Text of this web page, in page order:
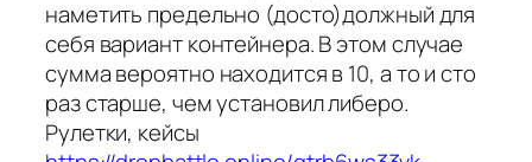
наметить предельно (досто)должный для
себя вариант контейнера. В этом случае
сумма вероятно находится в 10, а то и сто
раз старше, чем установил либеро.
Рулетки, кейсы